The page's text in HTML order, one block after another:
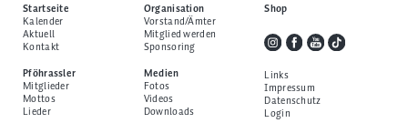
Startseite
Kalender
Aktuell
Kontakt
Pföhrassler
Mitglieder
Mottos
Lieder
Organisation
Vorstand/Ämter
Mitglied werden
Sponsoring
Medien
Fotos
Videos
Downloads
Shop
Links
Impressum
Datenschutz
Login